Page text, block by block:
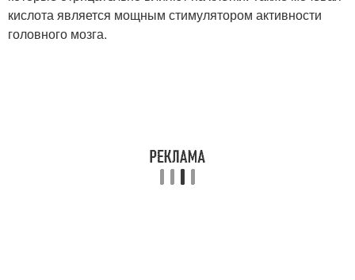
кислота является мощным стимулятором активности
головного мозга.